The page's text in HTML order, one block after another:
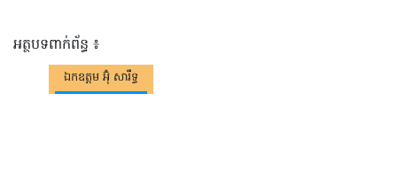
អត្ថបទពាក់ព័ន្ធ ៖
ឯកឧត្តម អ៊ុំ សារឹទ្ធ